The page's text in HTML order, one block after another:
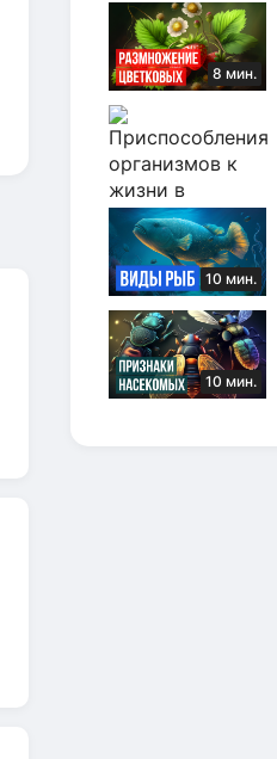
8 мин.
10 мин.
10 мин.